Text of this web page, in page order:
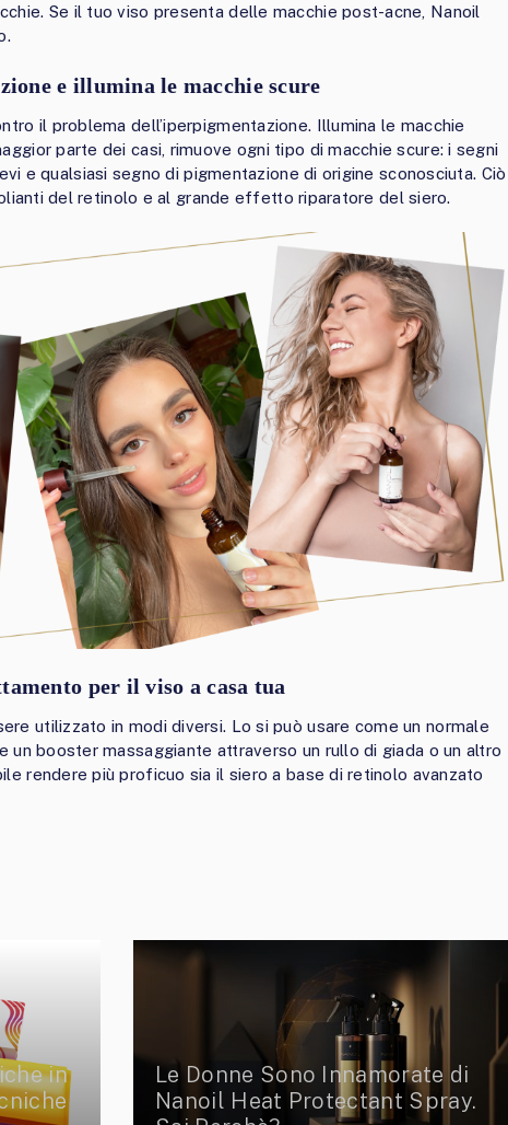
Se il tuo viso presenta delle macchie post-acne, Nanoil
e illumina le macchie scure
il problema dell’iperpigmentazione. Illumina le macchie
parte dei casi, rimuove ogni tipo di macchie scure: i segni
e qualsiasi segno di pigmentazione di origine sconosciuta. Ciò
del retinolo e al grande effetto riparatore del siero.
per il viso a casa tua
utilizzato in modi diversi. Lo si può usare come un normale
un booster massaggiante attraverso un rullo di giada o un altro
rendere più proficuo sia il siero a base di retinolo avanzato
in
Le Donne Sono Innamorate di
Nanoil Heat Protectant Spray.